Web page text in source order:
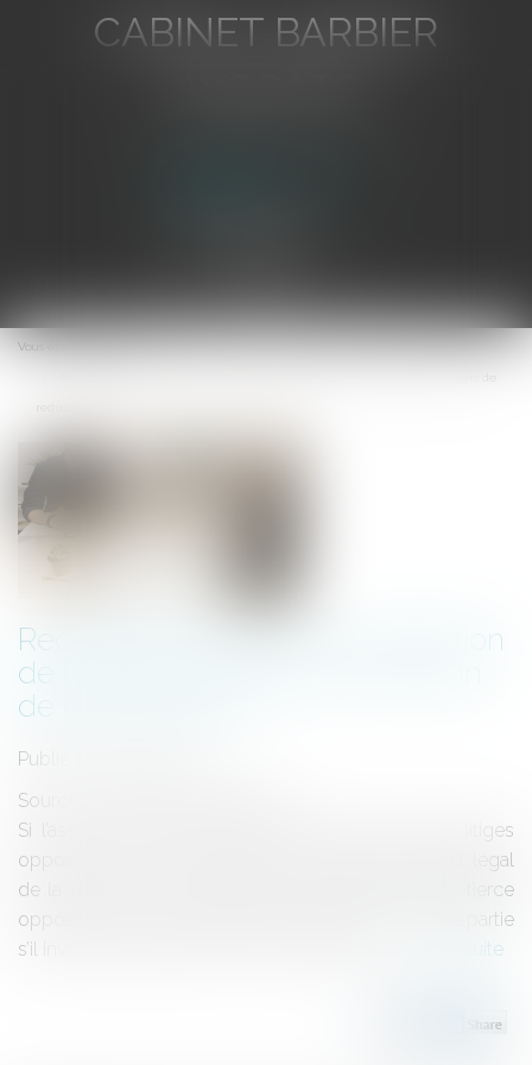
CABINET BARBIER
Ouvrir
le
Vous êtes ici :
redressement
Recevabilité de la tierce opposition
de l’actionnaire évincé par le plan
de redressement
Publié le :
Source :
Si l’associé est, en principe, représenté, dans les litiges
opposant la société à des tiers, par le représentant légal
de la société, il est néanmoins recevable à former tierce
opposition contre un jugement auquel celle-ci a été partie
s’il invoque notamment un moyen propre...
Lire la suite